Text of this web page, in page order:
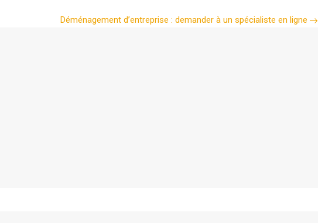
Déménagement d’entreprise : demander à un spécialiste en ligne